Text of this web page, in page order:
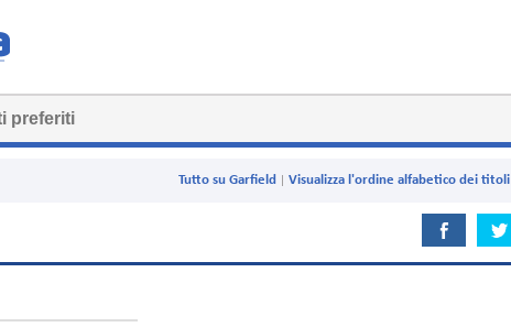
Visualizza l'ordine alfabetico dei titoli
Tutto su Garfield